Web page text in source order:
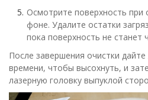
Осмотрите поверхность
фоне. Удалите остатки
пока поверхность не станет
После завершения очистки
времени, чтобы высохнуть, и
лазерную головку выпуклой